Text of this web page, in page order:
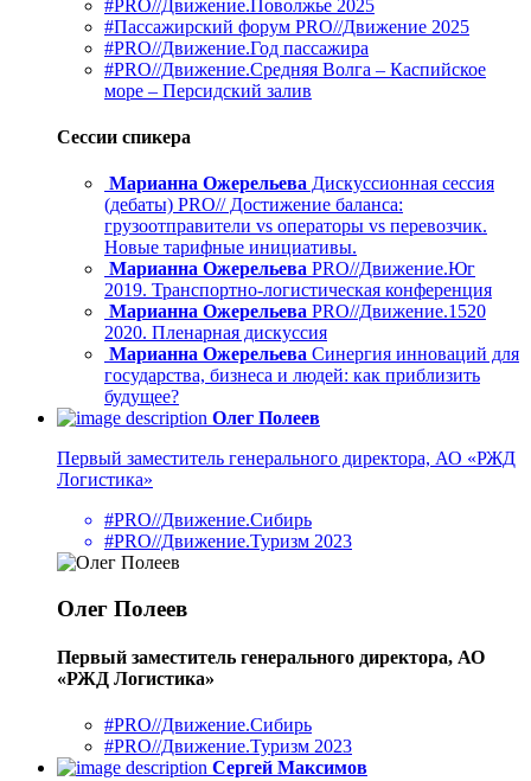
#PRO//Движение.Поволжье 2025
#Пассажирский форум PRO//Движение 2025
#PRO//Движение.Год пассажира
#PRO//Движение.Средняя Волга – Каспийское
море – Персидский залив
Сессии спикера
Марианна Ожерельева Дискуссионная сессия
(дебаты) PRO// Достижение баланса:
грузоотправители vs операторы vs перевозчик.
Новые тарифные инициативы.
Марианна Ожерельева PRO//Движение.Юг
2019. Транспортно-логистическая конференция
Марианна Ожерельева PRO//Движение.1520
2020. Пленарная дискуссия
Марианна Ожерельева Синергия инноваций для
государства, бизнеса и людей: как приблизить
будущее?
Олег Полеев
Первый заместитель генерального директора, АО «РЖД
Логистика»
#PRO//Движение.Сибирь
#PRO//Движение.Туризм 2023
Олег Полеев
Первый заместитель генерального директора, АО
«РЖД Логистика»
#PRO//Движение.Сибирь
#PRO//Движение.Туризм 2023
Сергей Максимов